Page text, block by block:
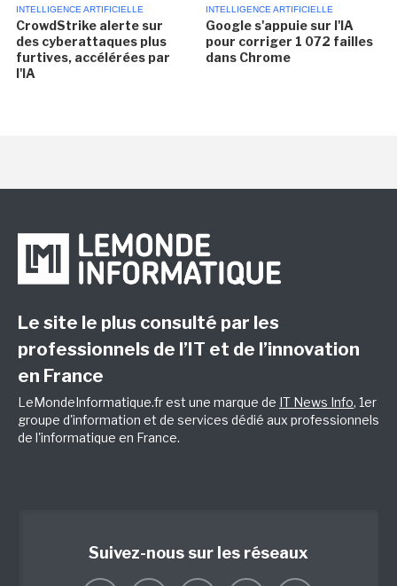
INTELLIGENCE ARTIFICIELLE
CrowdStrike alerte sur
des cyberattaques plus
furtives, accélérées par
l'IA
INTELLIGENCE ARTIFICIELLE
Google s'appuie sur l'IA
pour corriger 1 072 failles
dans Chrome
Le site le plus consulté par les
professionnels de l’IT et de l’innovation
en France
LeMondeInformatique.fr est une marque de IT News Info, 1er
groupe d'information et de services dédié aux professionnels
de l'informatique en France.
Suivez-nous sur les réseaux